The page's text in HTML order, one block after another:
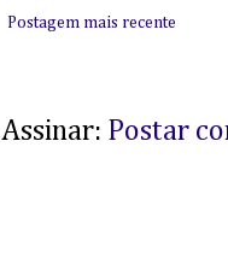
Postagem mais recente
Assinar: Postar